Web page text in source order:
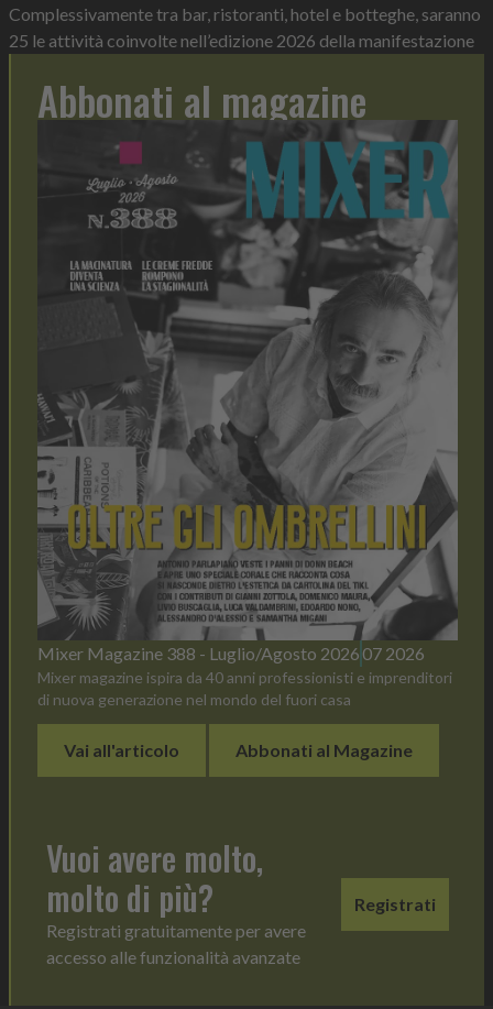
Complessivamente tra bar, ristoranti, hotel e botteghe, saranno
25 le attività coinvolte nell’edizione 2026 della manifestazione
Abbonati al magazine
Mixer Magazine 388 - Luglio/Agosto 2026 07 2026
Mixer magazine ispira da 40 anni professionisti e imprenditori
di nuova generazione nel mondo del fuori casa
Vai all'articolo Abbonati al Magazine
Vuoi avere molto,
molto di più?
Registrati gratuitamente per avere
accesso alle funzionalità avanzate
Registrati